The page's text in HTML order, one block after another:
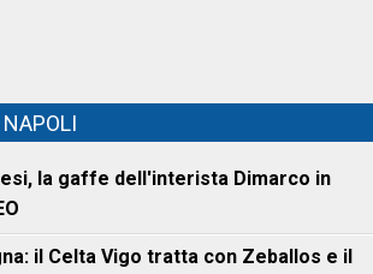
la gaffe dell'interista Dimarco in
il Celta Vigo tratta con Zeballos e il